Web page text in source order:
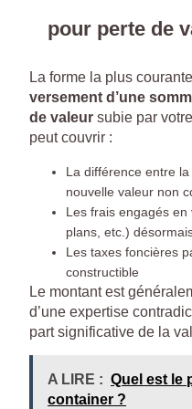
pour perte de
La forme la plus
versement d’une
de valeur subie par
peut couvrir :
La différence entre
nouvelle valeur non
Les frais engagés en
plans, etc.)
Les taxes foncières
constructible
Le montant est
d’une expertise
part significative de la
A LIRE : Quel est le
container ?